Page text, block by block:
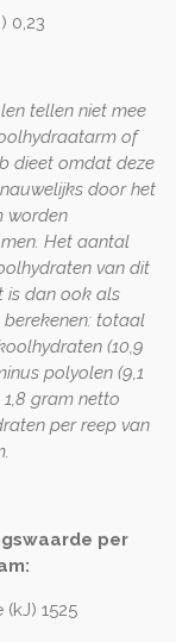
0,23
tellen niet mee
of
dieet omdat deze
door het
worden
Het aantal
van dit
is dan ook als
totaal
(10,9
polyolen (9,1
1,8 gram netto
per reep van
per
(kJ) 1525